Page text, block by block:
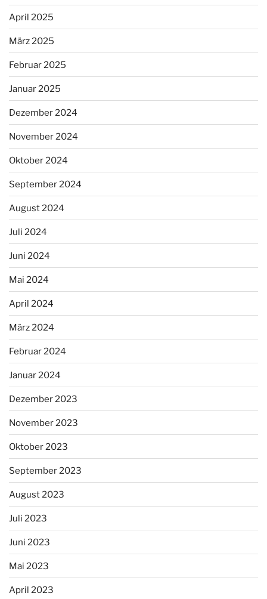
April 2025
März 2025
Februar 2025
Januar 2025
Dezember 2024
November 2024
Oktober 2024
September 2024
August 2024
Juli 2024
Juni 2024
Mai 2024
April 2024
März 2024
Februar 2024
Januar 2024
Dezember 2023
November 2023
Oktober 2023
September 2023
August 2023
Juli 2023
Juni 2023
Mai 2023
April 2023